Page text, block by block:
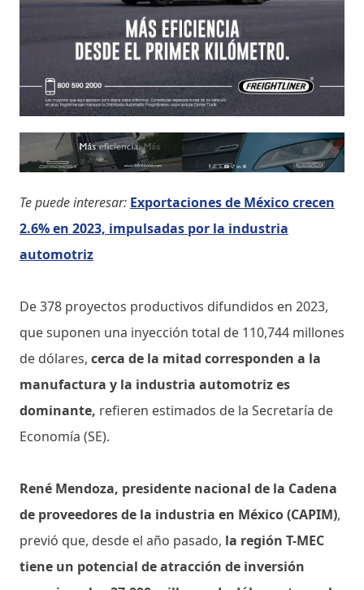
Te puede interesar: Exportaciones de México crecen
2.6% en 2023, impulsadas por la industria
automotriz
De 378 proyectos productivos difundidos en 2023,
que suponen una inyección total de 110,744 millones
de dólares, cerca de la mitad corresponden a la
manufactura y la industria automotriz es
dominante, refieren estimados de la Secretaría de
Economía (SE).
René Mendoza, presidente nacional de la Cadena
de proveedores de la industria en México (CAPIM),
previó que, desde el año pasado, la región T-MEC
tiene un potencial de atracción de inversión